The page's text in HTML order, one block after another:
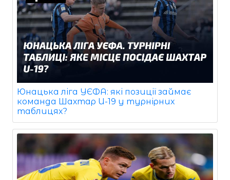
Юнацька ліга УЄФА: які позиції займає
команда Шахтар U-19 у турнірних
таблицях?